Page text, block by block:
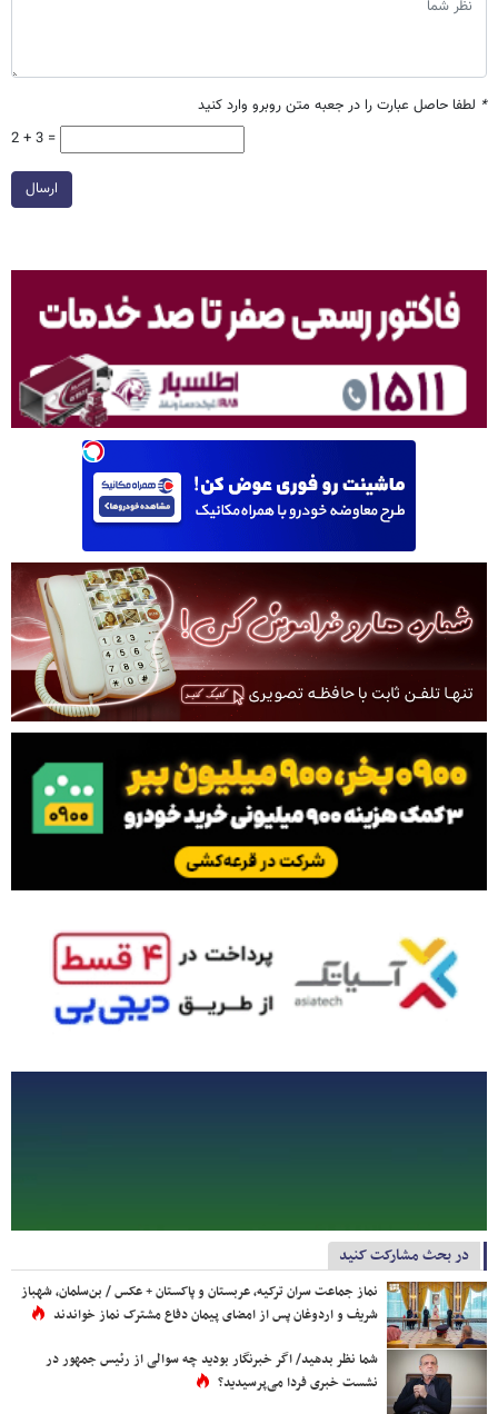
* لطفا حاصل عبارت را در جعبه متن روبرو وارد کنید
2 + 3 =
ارسال
در بحث مشارکت کنید
نماز جماعت سران ترکیه، عربستان و پاکستان + عکس / بن‌سلمان، شهباز
شریف و اردوغان پس از امضای پیمان دفاع مشترک نماز خواندند
شما نظر بدهید/ اگر خبرنگار بودید چه سوالی از رئیس جمهور در
نشست خبری فردا می‌پرسیدید؟